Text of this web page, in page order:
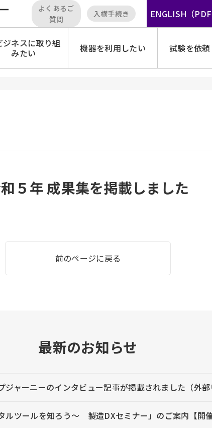
よくあるご
質問
入構手続き ENGLISH（PDF
ジネスに取り組
みたい
機器を利用したい 試験を依
５年 成果集を掲載しました
前のページに戻る
最新のお知らせ
ジャーニーのインタビュー記事が掲載されました（外部
ルツールを知ろう～ 製造DXセミナー」のご案内【開